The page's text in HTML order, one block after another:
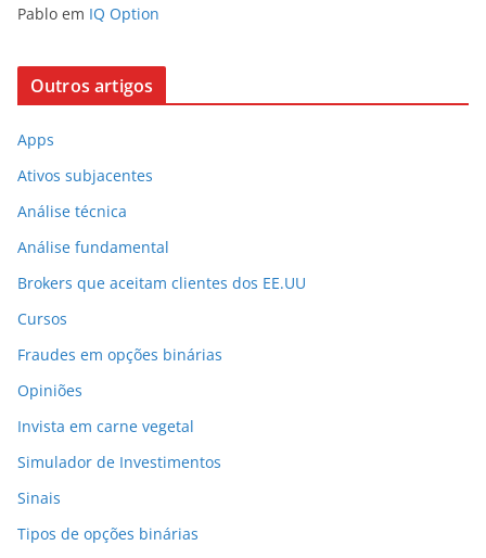
Pablo em IQ Option
Outros artigos
Apps
Ativos subjacentes
Análise técnica
Análise fundamental
Brokers que aceitam clientes dos EE.UU
Cursos
Fraudes em opções binárias
Opiniões
Invista em carne vegetal
Simulador de Investimentos
Sinais
Tipos de opções binárias